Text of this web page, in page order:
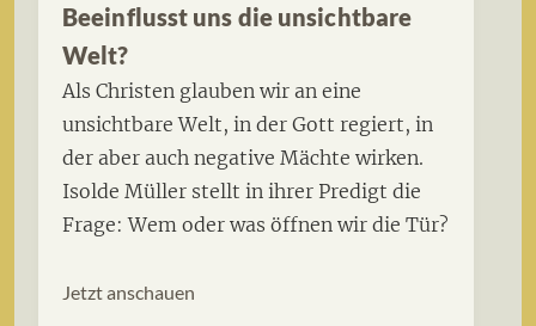
Beeinflusst uns die unsichtbare
Welt?
Als Christen glauben wir an eine
unsichtbare Welt, in der Gott regiert, in
der aber auch negative Mächte wirken.
Isolde Müller stellt in ihrer Predigt die
Frage: Wem oder was öffnen wir die Tür?
Jetzt anschauen